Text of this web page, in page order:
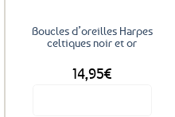
Boucles d’oreilles Harpes
celtiques noir et or
14,95€